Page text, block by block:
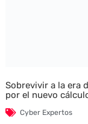
Sobrevivir a la era
por el nuevo
Cyber Expertos